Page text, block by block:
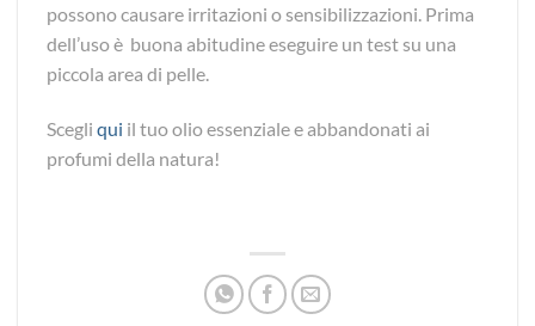
possono causare irritazioni o sensibilizzazioni. Prima
dell’uso è buona abitudine eseguire un test su una
piccola area di pelle.
Scegli qui il tuo olio essenziale e abbandonati ai
profumi della natura!